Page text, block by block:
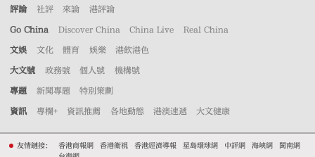
評論 社評 來論 港評論
Go China Discover China China Live Real China
文娛 文化 體育 娛樂 港飲港色
大文號 政務號 個人號 機構號
專題 新聞專題 特別策劃
資訊 專欄+ 資訊推薦 各地動態 港澳速遞 大文健康
友情鏈接： 香港商報網 香港衛視 香港經濟導報 星島環球網 中評網 海峽網
閩南網